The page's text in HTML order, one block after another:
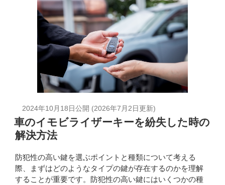
2024年10月18日公開 (2026年7月2日更新)
車のイモビライザーキーを紛失した時の
解決方法
防犯性の高い鍵を選ぶポイントと種類について考える
際、まずはどのようなタイプの鍵が存在するのかを理解
することが重要です。防犯性の高い鍵にはいくつかの種